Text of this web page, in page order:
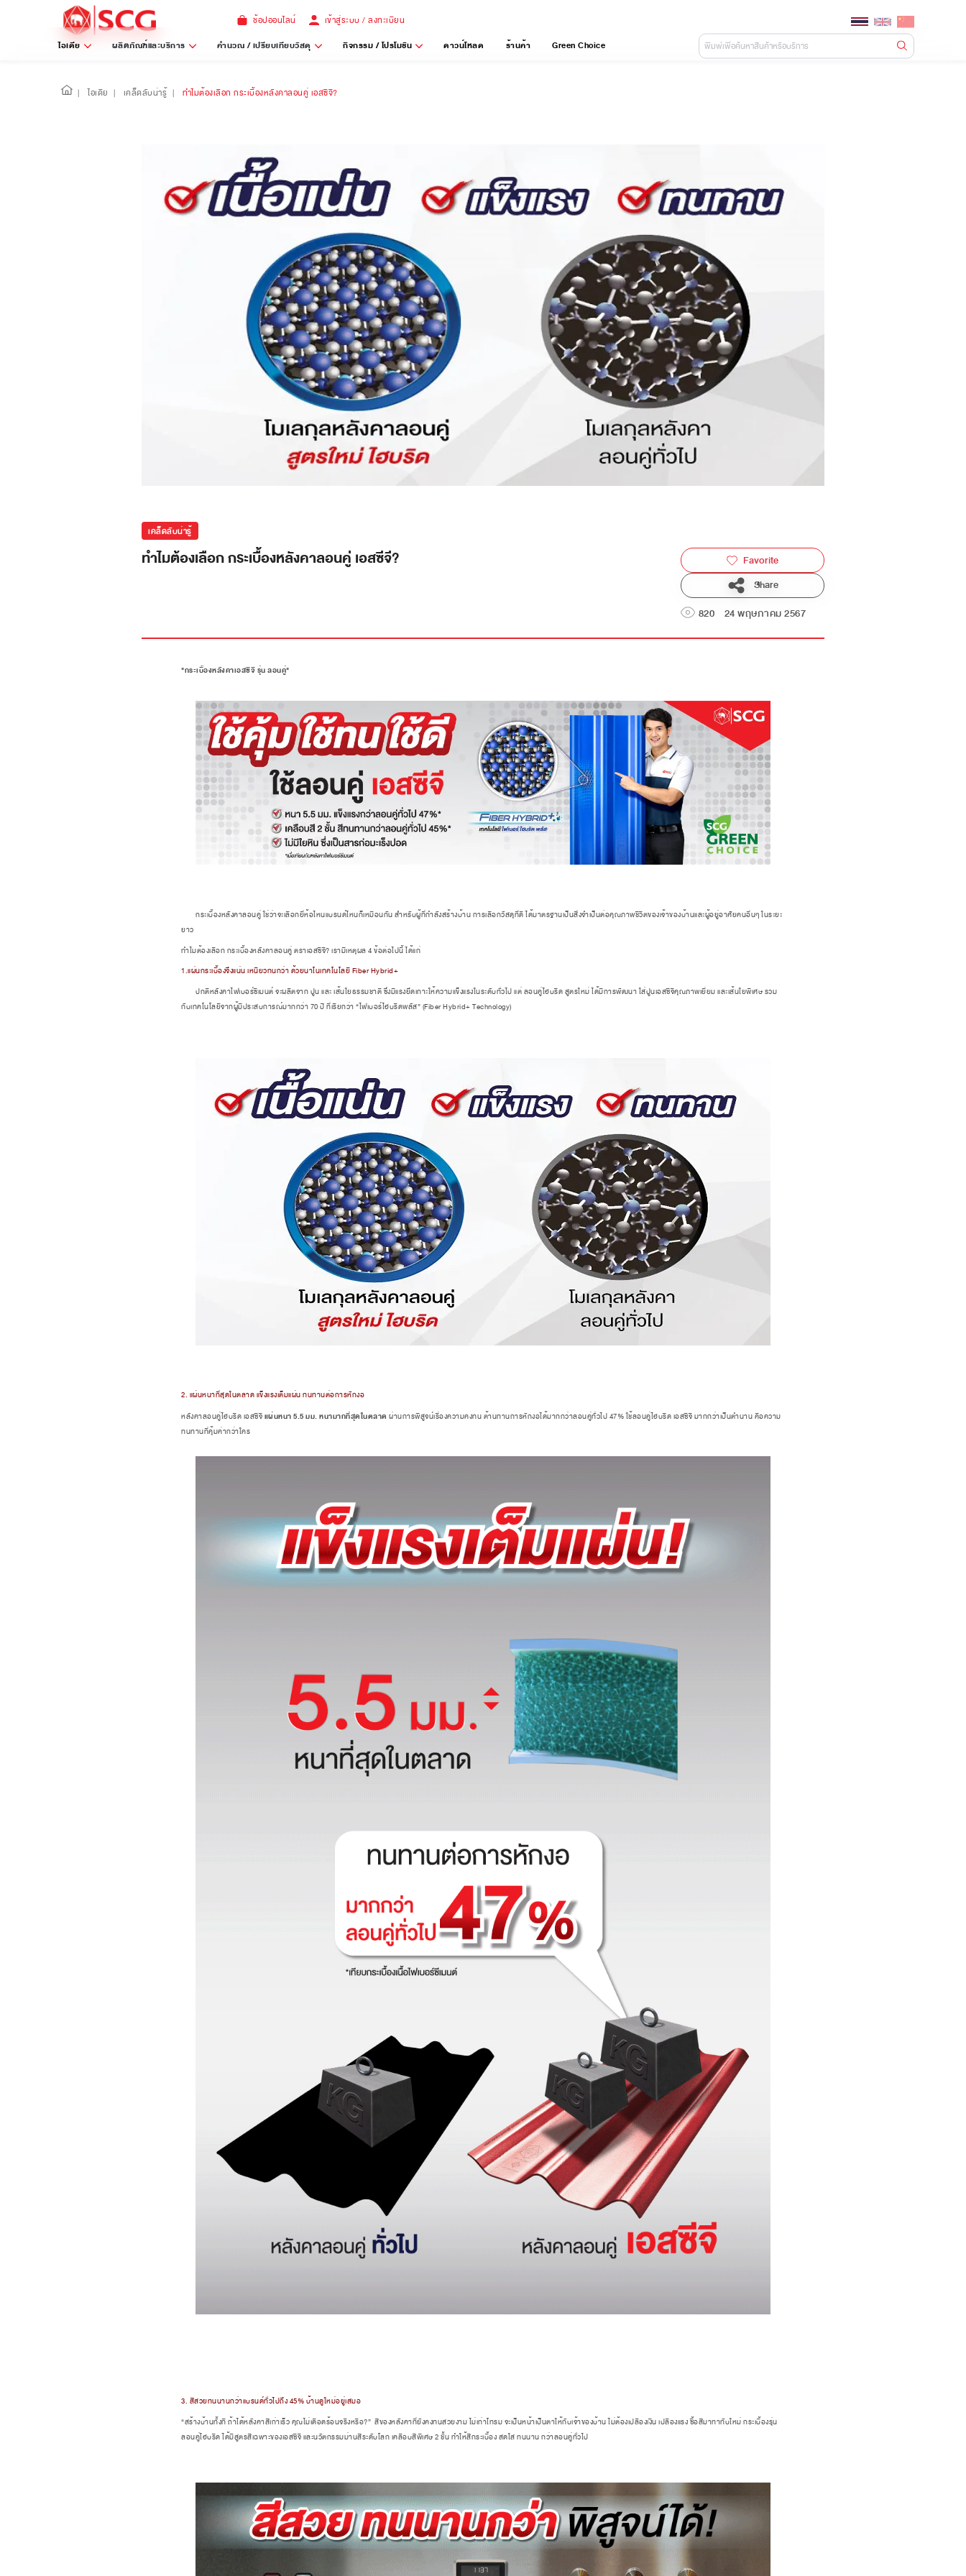
ช้อปออนไลน์ เข้าสู่ระบบ / ลงทะเบียน
ไอเดีย ผลิตภัณฑ์และบริการ คำนวณ / เปรียบเทียบวัสดุ กิจกรรม / โปรโมชัน ดาวน์โหลด ร้านค้า Green Choice
| ไอเดีย | เคล็ดลับน่ารู้ | ทำไมต้องเลือก กระเบื้องหลังคาลอนคู่ เอสซีจี?
เคล็ดลับน่ารู้
ทำไมต้องเลือก กระเบื้องหลังคาลอนคู่ เอสซีจี?
Favorite
Share
820
24 พฤษภาคม 2567
"กระเบื้องหลังคาเอสซีจี รุ่น ลอนคู่"
กระเบื้องหลังคาลอนคู่ ใช่ว่าจะเลือกยี่ห้อไหนแบรนด์ไหนก็เหมือนกัน สำหรับผู้ที่กำลังสร้างบ้าน การเลือกวัสดุที่ดี ได้มาตรฐานเป็นสิ่งจำเป็นต่อคุณภาพชีวิตของเจ้าของบ้านและผู้อยู่อาศัยคนอื่นๆ ในระยะ
ยาว
ทำไมต้องเลือก กระเบื้องหลังคาลอนคู่ ตราเอสซีจี? เรามีเหตุผล 4ข้อต่อไปนี้ ได้แก่
1.แผ่นกระเบื้องจึงแน่น เหนียวทนกว่า ด้วยนาโนเทคโนโลยี Fiber Hybrid+
ปกติหลังคาไฟเบอร์ซิเมนต์ จะผลิตจาก ปูน และ เส้นใยธรรมชาติ ซึ่งมีแรงยึดเกาะให้ความแข็งแรงในระดับทั่วไป แต่ ลอนคู่ไฮบริด สูตรใหม่ ได้มีการพัฒนา ใส่ปูนเอสซีจีคุณภาพเยี่ยม และเส้นใยพิเศษ รวม
กับเทคโนโลยีจากผู้มีประสบการณ์มากกว่า 70 ปี ที่เรียกว่า “ไฟเบอร์ไฮบริดพลัส” (Fiber Hybrid+ Technology)
2. แผ่นหนาที่สุดในตลาด แข็งแรงเต็มแผ่น ทนทานต่อการหักงอ
หลังคาลอนคู่ไฮบริด เอสซีจีแผ่นหนา5.5มม.หนามากที่สุดในตลาด ผ่านการพิสูจน์เรื่องความคงทน ต้านทานการหักงอได้มากกว่าลอนคู่ทั่วไป 47% ใช้ลอนคู่ไฮบริด เอสซีจี มากกว่าเป็นตำนาน คือความ
ทนทานที่คุ้มค่ากว่าใคร
3. สีสวยทนนานกว่าแบรนด์ทั่วไปถึง 45% บ้านดูใหม่อยู่เสมอ
“สร้างบ้านทั้งที ถ้าได้หลังคาสีเก่าเร็ว คุณไม่เดือดร้อนจริงหรือ?” สีของหลังคาที่ยังคงทนสวยงาม ไม่เก่าโทรม จะเป็นหน้าเป็นตาให้กับเจ้าของบ้าน ไม่ต้องเปลืองเงิน เปลืองแรง ซื้อสีมาทาทับใหม่ กระเบื้องรุ่น
ลอนคู่ไฮบริด ได้มีสูตรสีเฉพาะของเอสซีจี และนวัตกรรมม่านสีระดับโลก เคลือบสีพิเศษ 2 ชั้น ทำให้สีกระเบื้อง สดใส ทนนาน กว่าลอนคู่ทั่วไป